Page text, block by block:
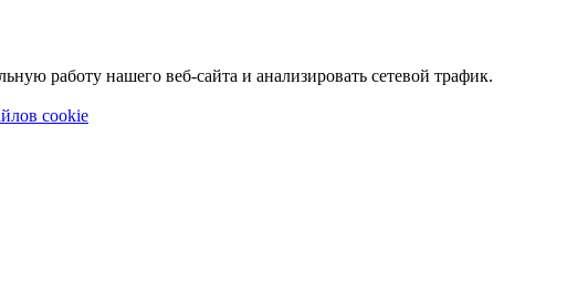
работу нашего веб-сайта и анализировать сетевой трафик.
cookie